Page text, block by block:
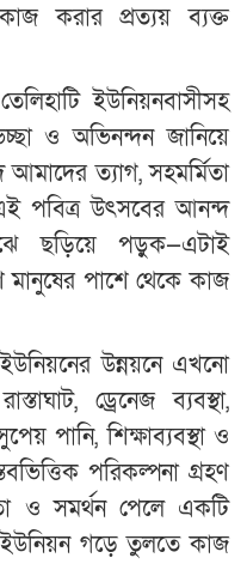
করার প্রত্যয় ব্যক্ত
ইউনিয়নবাসীসহ
ও অভিনন্দন জানিয়ে
ত্যাগ, সহমর্মিতা
পবিত্র উৎসবের আনন্দ
ছড়িয়ে পড়ুক—এটাই
মানুষের পাশে থেকে কাজ
উন্নয়নে এখনো
ড্রেনেজ ব্যবস্থা,
পানি, শিক্ষাব্যবস্থা ও
পরিকল্পনা গ্রহণ
ও সমর্থন পেলে একটি
ইউনিয়ন গড়ে তুলতে কাজ